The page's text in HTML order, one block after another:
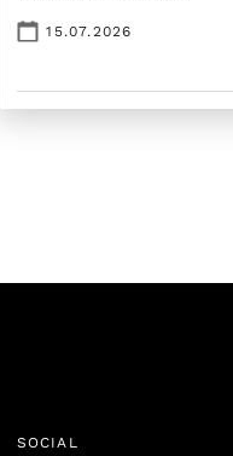
15.07.2026
SOCIAL